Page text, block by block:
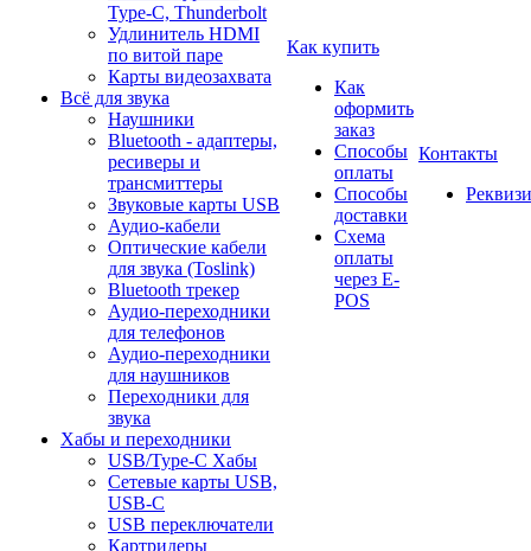
Type-C, Thunderbolt
Удлинитель HDMI
по витой паре
Карты видеозахвата
Всё для звука
Наушники
Bluetooth - адаптеры,
ресиверы и
трансмиттеры
Звуковые карты USB
Аудио-кабели
Оптические кабели
для звука (Toslink)
Bluetooth трекер
Аудио-переходники
для телефонов
Аудио-переходники
для наушников
Переходники для
звука
Хабы и переходники
USB/Type-C Хабы
Сетевые карты USB,
USB-C
USB переключатели
Картридеры
Как купить
Как
оформить
заказ
Способы
оплаты
Способы
доставки
Схема
оплаты
через E-
POS
Контакты